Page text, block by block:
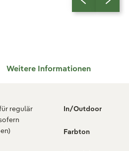
Weitere Informationen
regulär
In/Outdoor
Farbton